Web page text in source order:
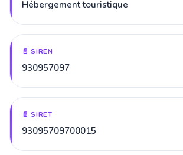
Hébergement touristique
📄 SIREN
930957097
📄 SIRET
93095709700015